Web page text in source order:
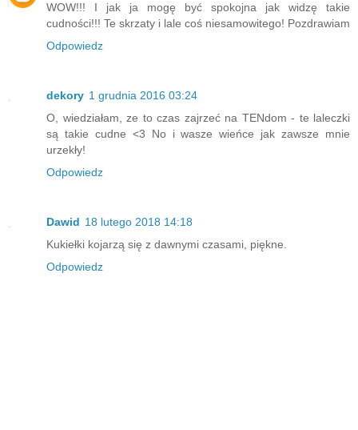
WOW!!! I jak ja mogę być spokojna jak widzę takie
cudności!!! Te skrzaty i lale coś niesamowitego! Pozdrawiam
Odpowiedz
dekory 1 grudnia 2016 03:24
O, wiedziałam, ze to czas zajrzeć na TENdom - te laleczki
są takie cudne <3 No i wasze wieńce jak zawsze mnie
urzekły!
Odpowiedz
Dawid 18 lutego 2018 14:18
Kukiełki kojarzą się z dawnymi czasami, piękne.
Odpowiedz